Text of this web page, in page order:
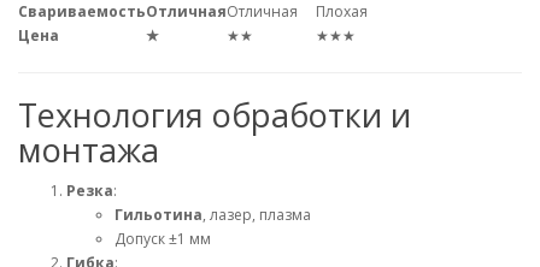
СвариваемостьОтличнаяОтличная
Плохая
Цена
★ ★★ ★★★
Технология обработки и
монтажа
Резка:
Гильотина, лазер, плазма
Допуск ±1 мм